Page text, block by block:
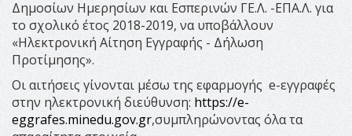
Δημοσίων Ημερησίων και Εσπερινών ΓΕ.Λ. -ΕΠΑ.Λ. για
το σχολικό έτος 2018-2019, να υποβάλλουν
«Ηλεκτρονική Αίτηση Εγγραφής - Δήλωση
Προτίμησης».
Οι αιτήσεις γίνονται μέσω της εφαρμογής e-εγγραφές
στην ηλεκτρονική διεύθυνση:https://e-
eggrafes.minedu.gov.gr,συμπληρώνοντας όλα τα